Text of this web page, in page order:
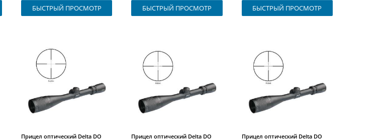
БЫСТРЫЙ ПРОСМОТР БЫСТРЫЙ ПРОСМОТР БЫСТРЫЙ ПРОСМОТР
Прицел оптический Delta DO
Прицел оптический Delta DO
Прицел оптический Delta DO